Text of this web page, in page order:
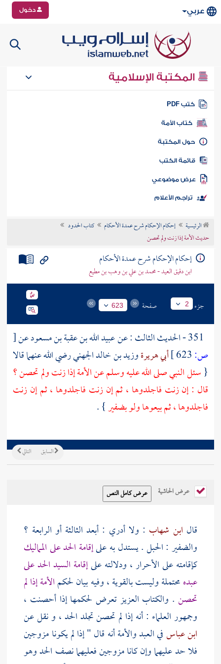
عربي دخول
المكتبة الإسلامية
كتب PDF
كتاب الأمة
المكتبة
الكتب
موضوعي
تراجم الأعلام
الرئيسية إحكام الإحكام شرح عمدة الأحكام
كتاب الحدود
حديث الأمة إذا زنت ولم تحصن
إحكام الإحكام شرح عمدة الأحكام
ابن دقيق العيد - محمد بن علي بن وهب بن مطيع
جزء 2 صفحة 623
عبيد الله بن عقبة بن مسعودعن[
ص:
أبي هريرةوزيد بن خالد الجهنيرضي الله عنهما قالا
{سئل النبي صلى الله عليه وسلم عن الأمة إذا زنت ولم تحصن ؟
قال : إن زنت فاجلدوها ، ثم إن زنت فاجلدوها ، ثم إن زنت
فاجلدوها ، ثم بيعوها ولو بضفير} .
التالي السابق
عرض الحاشية
قال ابن شهاب : ولا أدري : أبعد الثالثة أو الرابعة ؟
والضفير : الحبل . يستدل به علىإقامة الحد على المماليك
كإقامته على الأحرار ، ودلالته علىإقامة السيد الحد على
عبدهمحتملة وليست بالقوية ، وفيه بيان لحكمالأمة إذا لم
تحصن . والكتاب العزيز تعرض لحكمها إذا أحصنت ،
وجمهور العلماء : أنه إذا لم تحصن تجلد الحد ، و نقل عن
ابن عباسفي العبد والأمة أنه قال " إذا لم يكونا مزوجين
فلا حد عليهما وإن كانا مزوجين فعليهما نصف الحد وهو